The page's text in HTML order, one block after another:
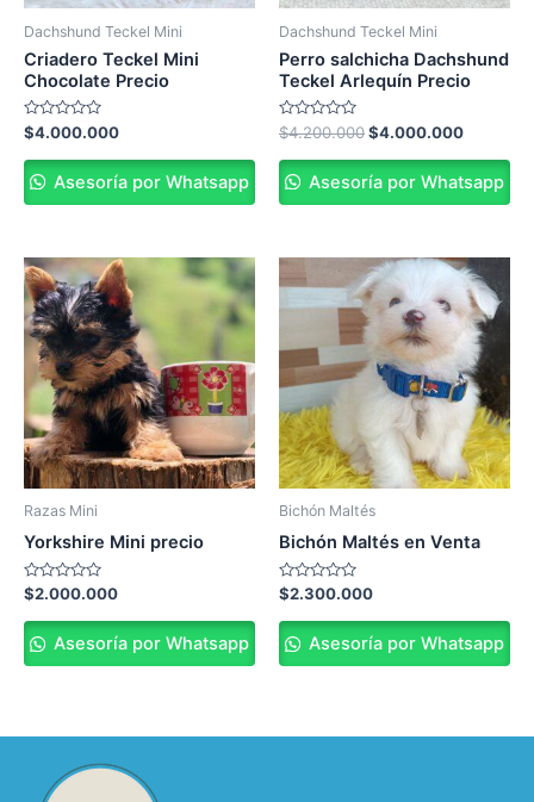
Dachshund Teckel Mini
Criadero Teckel Mini
Chocolate Precio
Valorado
en
0
de
5
$4.000.000
Asesoría por Whatsapp
Dachshund Teckel Mini
Perro salchicha Dachshund
Teckel Arlequín Precio
Valorado
en
0
de
5
$4.200.000$4.000.000
Asesoría por Whatsapp
Razas Mini
Yorkshire Mini precio
Valorado
en
0
de
5
$2.000.000
Asesoría por Whatsapp
Bichón Maltés
Bichón Maltés en Venta
Valorado
en
0
de
5
$2.300.000
Asesoría por Whatsapp